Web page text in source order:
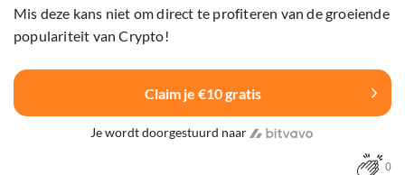
Mis deze kans niet om direct te profiteren van de groeiende
populariteit van Crypto!
Claim je €10 gratis
Je wordt doorgestuurd naar
0